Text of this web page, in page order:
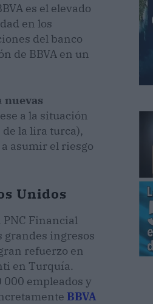
es el elevado
en los
del banco
de BBVA en un
nuevas
a la situación
la lira turca),
asumir el riesgo
Unidos
PNC Financial
grandes ingresos
refuerzo en
en Turquía.
000 empleados y
BBVA